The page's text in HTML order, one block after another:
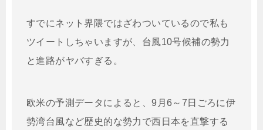
すでにネット界隈ではざわついているので私も
ツイートしちゃいますが、台風10号候補の勢力
と進路がヤバすぎる。
欧米の予測データによると、9月6～7日ごろに伊
勢湾台風など歴史的な勢力で西日本を直撃する